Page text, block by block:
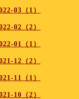
03（1）
02（2）
01（1）
12（2）
11（1）
10（2）